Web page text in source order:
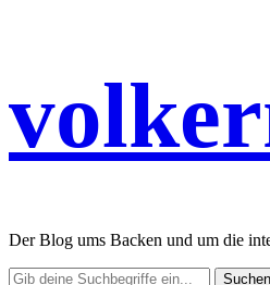
Der Blog ums Backen und um die